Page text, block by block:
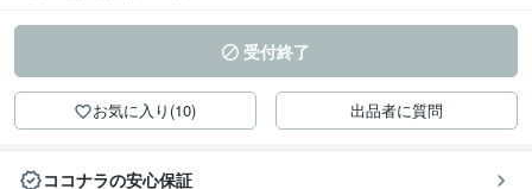
受付終了
お気に入り(10) 出品者に質問
ココナラの安心保証